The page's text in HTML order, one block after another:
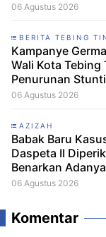
06 Agustus 2026
BERITA TEBING
Kampanye
Wali Kota
Penurunan
06 Agustus 2026
AZIZAH
Babak Baru
Daspeta II
Benarkan
Damai Rp60 Juta
06 Agustus 2026
Komentar